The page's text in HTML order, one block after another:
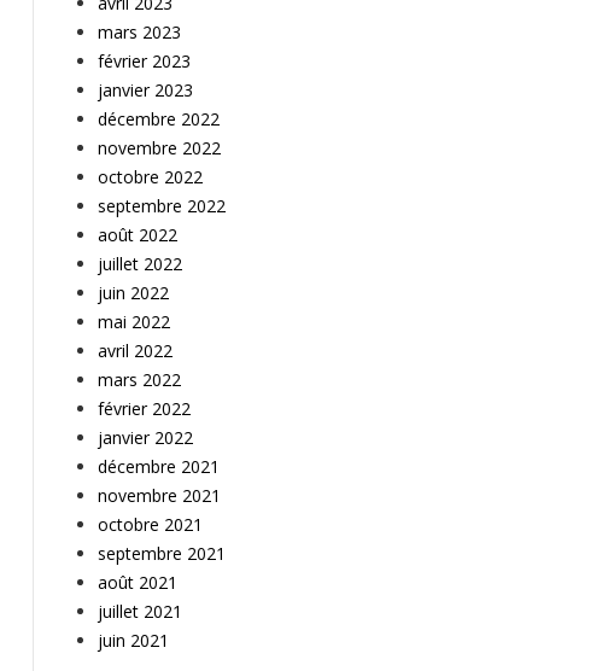
mars 2023
février 2023
janvier 2023
décembre 2022
novembre 2022
octobre 2022
septembre 2022
août 2022
juillet 2022
juin 2022
mai 2022
avril 2022
mars 2022
février 2022
janvier 2022
décembre 2021
novembre 2021
octobre 2021
septembre 2021
août 2021
juillet 2021
juin 2021